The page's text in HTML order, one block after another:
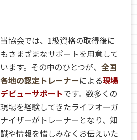
当協会では、1級資格の取得後に
もさまざまなサポートを用意して
います。その中のひとつが、全国
各地の認定トレーナーによる現場
デビューサポートです。数多くの
現場を経験してきたライフオーガ
ナイザーがトレーナーとなり、知
識や情報を惜しみなくお伝えいた